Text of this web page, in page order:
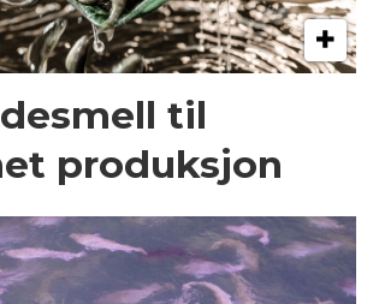
til
produksjon